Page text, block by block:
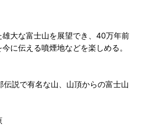
大な富士山を展望でき、40万年前
に伝える噴煙地などを楽しめる。
伝説で有名な山、山頂からの富士山